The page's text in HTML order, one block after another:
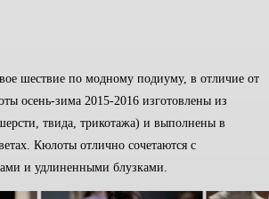
шествие по модному подиуму, в отличие от
осень-зима 2015-2016 изготовлены из
твида, трикотажа) и выполнены в
Кюлоты отлично сочетаются с
и удлиненными блузками.